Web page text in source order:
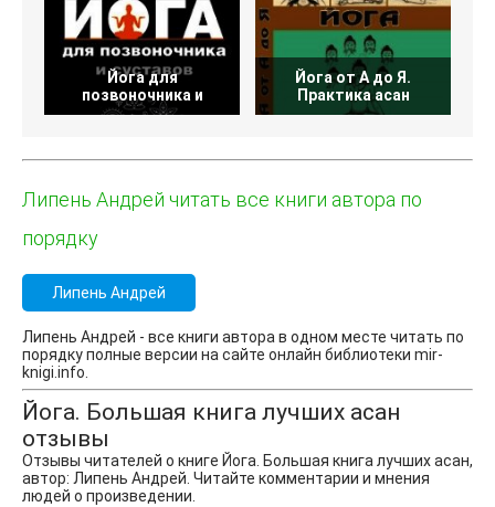
Йога для
позвоночника и
Йога от А до Я.
Практика асан
Липень Андрей читать все книги автора по
порядку
Липень Андрей
Липень Андрей - все книги автора в одном месте читать по
порядку полные версии на сайте онлайн библиотеки mir-
knigi.info.
Йога. Большая книга лучших асан
отзывы
Отзывы читателей о книге Йога. Большая книга лучших асан,
автор: Липень Андрей. Читайте комментарии и мнения
людей о произведении.